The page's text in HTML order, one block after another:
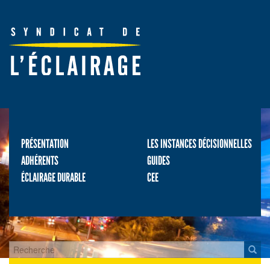
PRÉSENTATION
LES INSTANCES DÉCISIONNELLES
ADHÉRENTS
GUIDES
ÉCLAIRAGE DURABLE
CEE